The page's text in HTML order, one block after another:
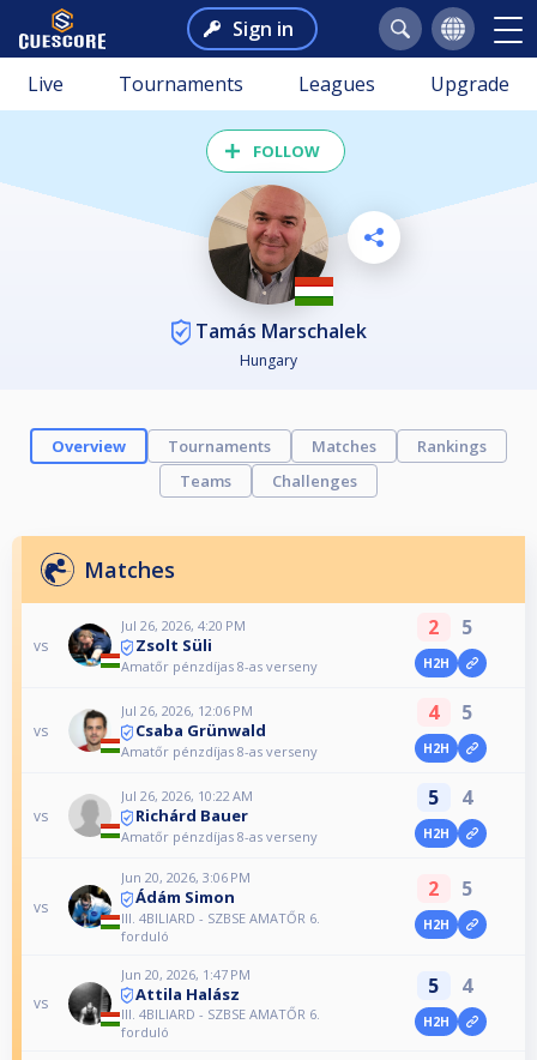
Sign in
Live Tournaments Leagues Upgrade
FOLLOW
Tamás Marschalek
Hungary
Overview Tournaments Matches
Rankings
Teams
Challenges
Matches
vs
Jul 26, 2026, 4:20 PM
Zsolt Süli
Amatőr pénzdíjas 8-as verseny
2 5
H2H
vs
Jul 26, 2026, 12:06 PM
Csaba Grünwald
Amatőr pénzdíjas 8-as verseny
4 5
H2H
vs
Jul 26, 2026, 10:22 AM
Richárd Bauer
Amatőr pénzdíjas 8-as verseny
5 4
H2H
vs
Jun 20, 2026, 3:06 PM
Ádám Simon
III. 4BILIARD - SZBSE AMATŐR 6.
forduló
2 5
H2H
vs
Jun 20, 2026, 1:47 PM
Attila Halász
III. 4BILIARD - SZBSE AMATŐR 6.
forduló
5 4
H2H